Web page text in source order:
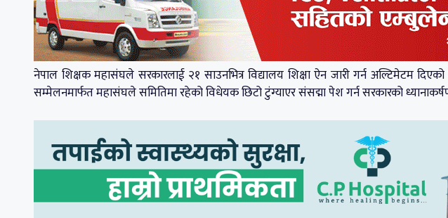
नेपाल शिक्षक महासंघले सरकारलाई २१ साउनभित्र विद्यालय शिक्षा ऐन जारी गर्न अल्टिमेटम
सम्मेलनमार्फत महासंघले समितिमा रहेको विधेयक छिटो टुंग्याएर संसद्मा पेश गर्न सरकारको